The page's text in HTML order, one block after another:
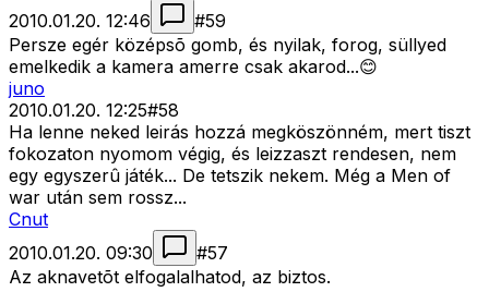
2010.01.20. 12:46
#59
Persze egér középsõ gomb, és nyilak, forog, süllyed
emelkedik a kamera amerre csak akarod...😊
juno
2010.01.20. 12:25#58
Ha lenne neked leirás hozzá megköszönném, mert tiszt
fokozaton nyomom végig, és leizzaszt rendesen, nem
egy egyszerû játék... De tetszik nekem. Még a Men of
war után sem rossz...
Cnut
2010.01.20. 09:30
#57
Az aknavetõt elfogalalhatod, az biztos.